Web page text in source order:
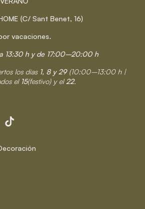
(C/ Sant Benet, 16)
vacaciones.
13:30 h y de 17:00–20:00 h
los días 1, 8 y 29 (10:00–13:00 h |
el 15(festivo) y el22.
TikTok